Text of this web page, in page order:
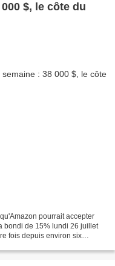
$, le côte du
pourrait accepter
bondi de 15% lundi 26 juillet
fois depuis environ six